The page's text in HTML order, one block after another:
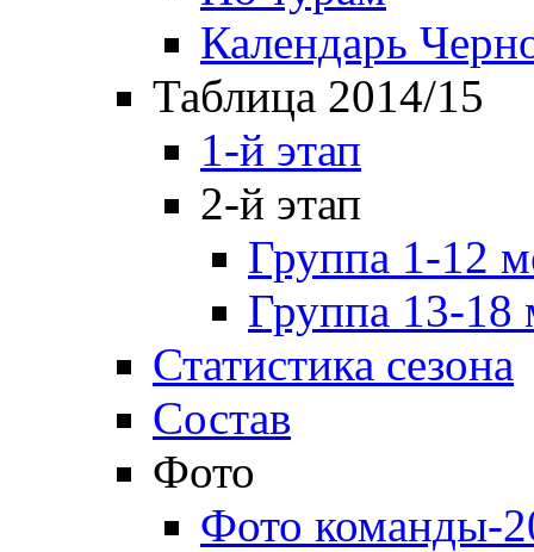
Календарь
Таблица 2014/15
1-й этап
2-й этап
Группа 1-12
Группа 13-18
Статистика сезона
Состав
Фото
Фото команды-